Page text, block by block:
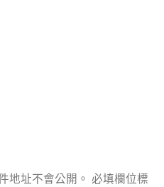
地址不會公開。 必填欄位標